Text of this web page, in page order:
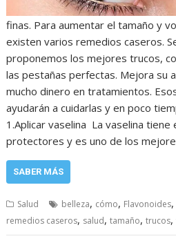
finas. Para aumentar el tamaño y
existen varios remedios caseros.
proponemos los mejores trucos,
las pestañas perfectas. Mejora su
mucho dinero en tratamientos.
ayudarán a cuidarlas y en poco
1.Aplicar vaselina La vaselina
protectores y es uno de los
SABER MÁS
Salud belleza, cómo, Flavonoides,
remedios caseros, salud,tamaño,trucos,